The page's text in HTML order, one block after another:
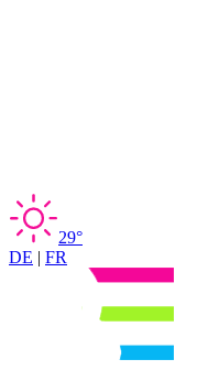
29°
DE | FR